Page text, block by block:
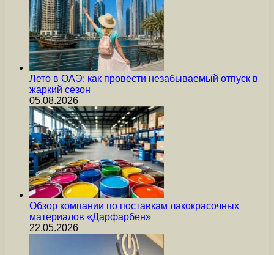
Лето в ОАЭ: как провести незабываемый отпуск в
жаркий сезон
05.08.2026
Обзор компании по поставкам лакокрасочных
материалов «Дарфарбен»
22.05.2026